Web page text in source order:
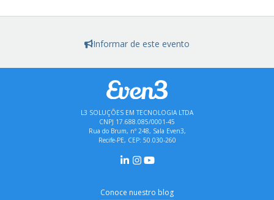
Informar de este evento
L3 SOLUÇÕES EM TECNOLOGIA LTDA
CNPJ 17.688.085/0001-45
Rua do Brum, nº 248, Sala Even3,
Recife-PE, CEP: 50.030-260
Conoce nuestro blog